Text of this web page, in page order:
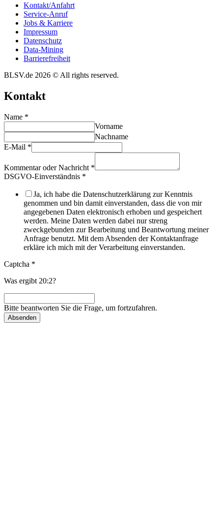
Kontakt/​​Anfahrt
Service-Anruf
Jobs & Karriere
Impres­sum
Daten­schutz
Data-Mining
Barrie­re­frei­heit
BLSV.de 2026 © All rights reserved.
Kontakt
Name *
Vorname
Nachname
E-Mail *
Kommentar oder Nachricht *
DSGVO-Einverständnis *
Ja, ich habe die Datenschutzerklärung zur Kenntnis
genommen und bin damit einverstanden, dass die von mir
angegebenen Daten elektronisch erhoben und gespeichert
werden. Meine Daten werden dabei nur streng
zweckgebunden zur Bearbeitung und Beantwortung meiner
Anfrage benutzt. Mit dem Absenden der Kontaktanfrage
erkläre ich mich mit der Verarbeitung einverstanden.
Captcha *
Was ergibt 20:2?
Bitte beantworten Sie die Frage, um fortzufahren.
Absenden